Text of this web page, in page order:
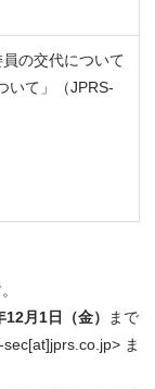
の交代について
いて」（JPRS-
12月1日（金）
まで
ま